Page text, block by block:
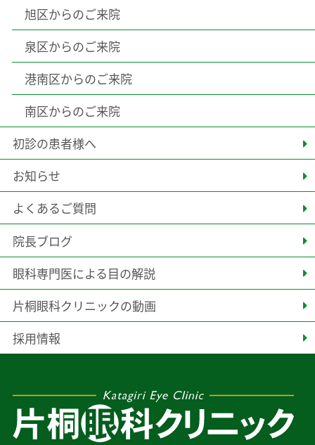
旭区からのご来院
泉区からのご来院
港南区からのご来院
南区からのご来院
初診の患者様へ
お知らせ
よくあるご質問
院長ブログ
眼科専門医による目の解説
片桐眼科クリニックの動画
採用情報